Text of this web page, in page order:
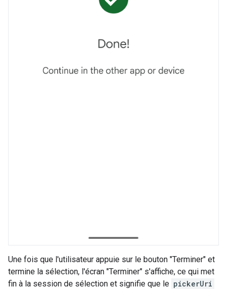
Une fois que l'utilisateur appuie sur le bouton "Terminer" et
termine la sélection, l'écran "Terminer" s'affiche, ce qui met
fin à la session de sélection et signifie que le pickerUri